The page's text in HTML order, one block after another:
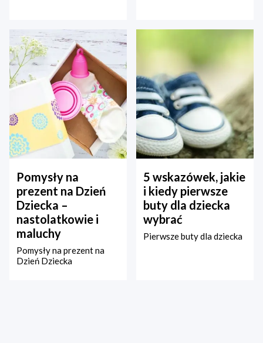
Pomysły na
prezent na Dzień
Dziecka –
nastolatkowie i
maluchy
Pomysły na prezent na
Dzień Dziecka
5 wskazówek, jakie
i kiedy pierwsze
buty dla dziecka
wybrać
Pierwsze buty dla dziecka